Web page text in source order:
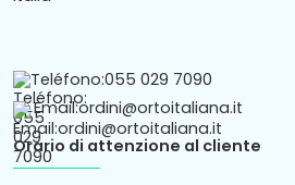
Teléfono:055 029 7090
Email:ordini@ortoitaliana.it
Orario di attenzione al cliente